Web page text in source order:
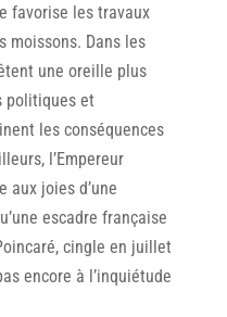
favorise les travaux
moissons. Dans les
une oreille plus
politiques et
les conséquences
l’Empereur
aux joies d’une
escadre française
cingle en juillet
encore à l’inquiétude